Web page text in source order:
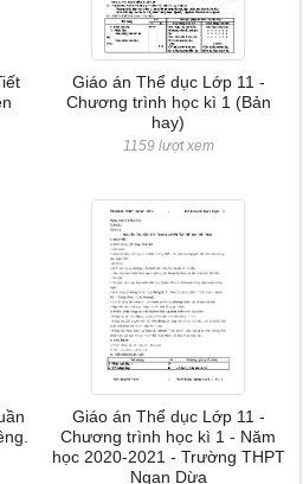
Giáo án Thể dục Lớp 11 -
Chương trình học kì 1 (Bản
hay)
1159 lượt xem
Giáo án Thể dục Lớp 11 -
Chương trình học kì 1 - Năm
học 2020-2021 - Trường THPT
Ngan Dừa